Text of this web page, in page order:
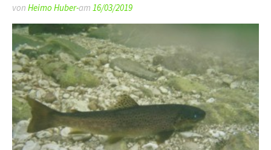
von Heimo Huber-am 16/03/2019